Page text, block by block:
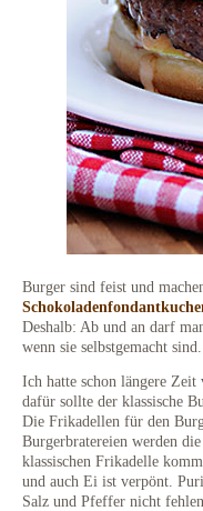
Burger sind feist und
Deshalb: Ab und an darf
wenn sie selbstgemacht sind.
Ich hatte schon längere
dafür sollte der klassische
Die Frikadellen für den
Burgerbratereien werden
klassischen Frikadelle
und auch Ei ist verpönt.
Salz und Pfeffer nicht fehlen.